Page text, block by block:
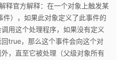
释官方解释：在一个对象上触发某
），如果此对象定义了此事件的
用这个处理程序，如果没有定义
true，那么这个事件会向这个对
，直至它被处理（父级对象所有